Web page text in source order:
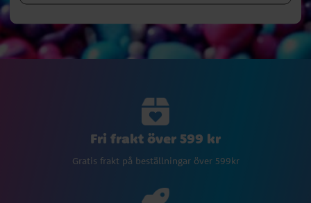
Fri frakt över 599 kr
Gratis frakt på beställningar över 599kr